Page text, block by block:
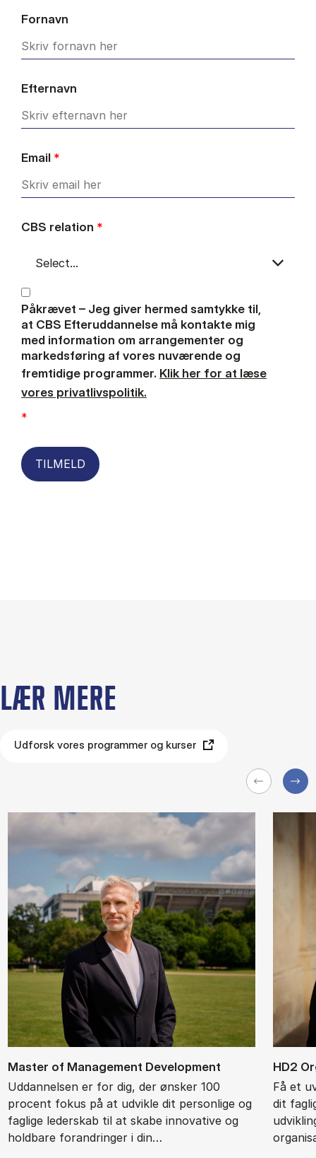
Fornavn
Efternavn
Email *
CBS relation *
Påkrævet – Jeg giver hermed samtykke til,
at CBS Efteruddannelse må kontakte mig
med information om arrangementer og
markedsføring af vores nuværende og
fremtidige programmer. Klik her for at læse
vores privatlivspolitik.
*
TILMELD
LÆR MERE
Udforsk vores programmer og kurser
Ma­ster of Ma­na­ge­ment De­ve­l­op­ment
Uddannelsen er for dig, der ønsker 100
procent fokus på at udvikle dit personlige og
faglige lederskab til at skabe innovative og
holdbare forandringer i din…
HD2
Få et
dit